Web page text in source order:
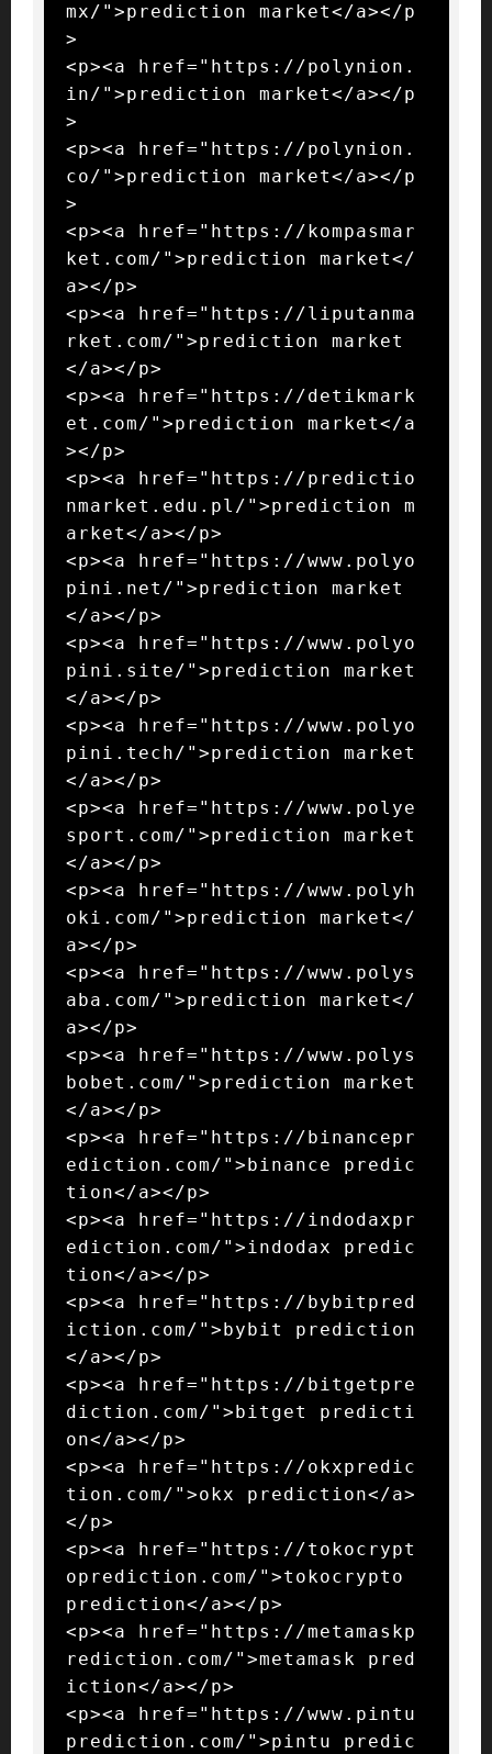
mx/">prediction market</a></p
>
<p><a href="https://polynion.
in/">prediction market</a></p
>
<p><a href="https://polynion.
co/">prediction market</a></p
>
<p><a href="https://kompasmar
ket.com/">prediction market</
a></p>
<p><a href="https://liputanma
rket.com/">prediction market
</a></p>
<p><a href="https://detikmark
et.com/">prediction market</a
></p>
<p><a href="https://predictio
nmarket.edu.pl/">prediction m
arket</a></p>
<p><a href="https://www.polyo
pini.net/">prediction market
</a></p>
<p><a href="https://www.polyo
pini.site/">prediction market
</a></p>
<p><a href="https://www.polyo
pini.tech/">prediction market
</a></p>
<p><a href="https://www.polye
sport.com/">prediction market
</a></p>
<p><a href="https://www.polyh
oki.com/">prediction market</
a></p>
<p><a href="https://www.polys
aba.com/">prediction market</
a></p>
<p><a href="https://www.polys
bobet.com/">prediction market
</a></p>
<p><a href="https://binancepr
ediction.com/">binance predic
tion</a></p>
<p><a href="https://indodaxpr
ediction.com/">indodax predic
tion</a></p>
<p><a href="https://bybitpred
iction.com/">bybit prediction
</a></p>
<p><a href="https://bitgetpre
diction.com/">bitget predicti
on</a></p>
<p><a href="https://okxpredic
tion.com/">okx prediction</a>
</p>
<p><a href="https://tokocrypt
oprediction.com/">tokocrypto
prediction</a></p>
<p><a href="https://metamaskp
rediction.com/">metamask pred
iction</a></p>
<p><a href="https://www.pintu
prediction.com/">pintu predic